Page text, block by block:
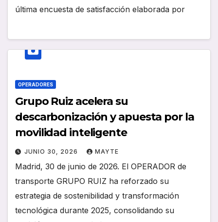
última encuesta de satisfacción elaborada por
OPERADORES
Grupo Ruiz acelera su
descarbonización y apuesta por la
movilidad inteligente
JUNIO 30, 2026 MAYTE
Madrid, 30 de junio de 2026. El OPERADOR de
transporte GRUPO RUIZ ha reforzado su
estrategia de sostenibilidad y transformación
tecnológica durante 2025, consolidando su